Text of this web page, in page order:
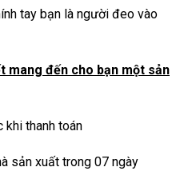
tay bạn là người đeo vào
mang đến cho bạn một sản
thanh toán
sản xuất trong 07 ngày